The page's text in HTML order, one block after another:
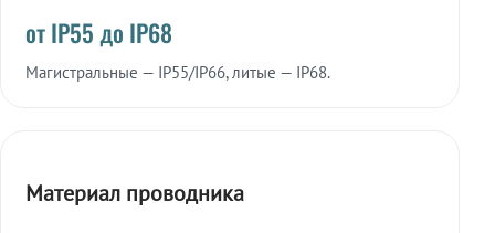
от IP55 до IP68
Магистральные — IP55/IP66, литые — IP68.
Материал проводника